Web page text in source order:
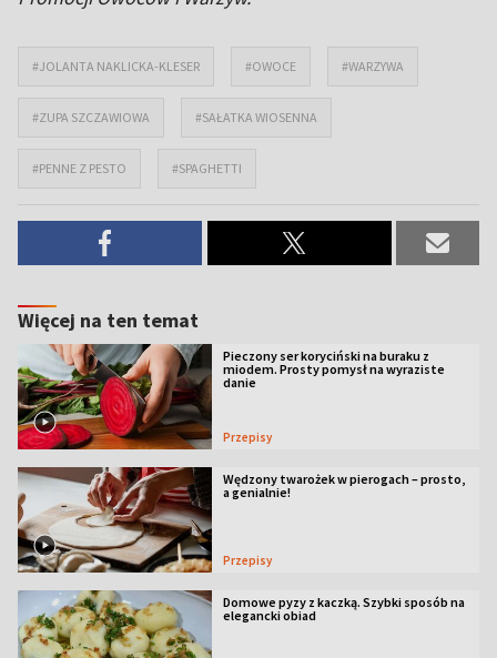
#JOLANTA NAKLICKA-KLESER #OWOCE #WARZYWA
#ZUPA SZCZAWIOWA #SAŁATKA WIOSENNA
#PENNE Z PESTO #SPAGHETTI
Więcej na ten temat
Pieczony ser koryciński na buraku z
miodem. Prosty pomysł na wyraziste
danie
Przepisy
Wędzony twarożek w pierogach – prosto,
a genialnie!
Przepisy
Domowe pyzy z kaczką. Szybki sposób na
elegancki obiad